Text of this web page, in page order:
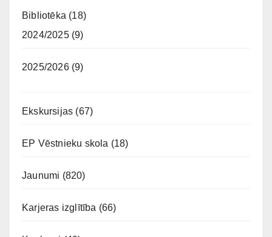
Bibliotēka (18)
2024/2025(9)
2025/2026(9)
Ekskursijas (67)
EP Vēstnieku skola (18)
Jaunumi (820)
Karjeras izglītība (66)